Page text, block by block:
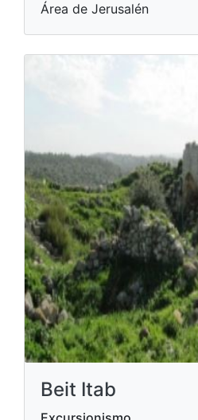
Área de Jerusalén
Beit Itab